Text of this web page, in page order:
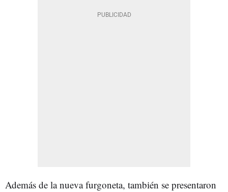
Además de la nueva furgoneta, también se presentaron